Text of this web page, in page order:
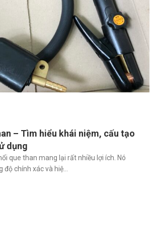
– Tìm hiểu khái niệm, cấu tạo
dụng
que than mang lại rất nhiều lợi ích. Nó
độ chính xác và hiệ...